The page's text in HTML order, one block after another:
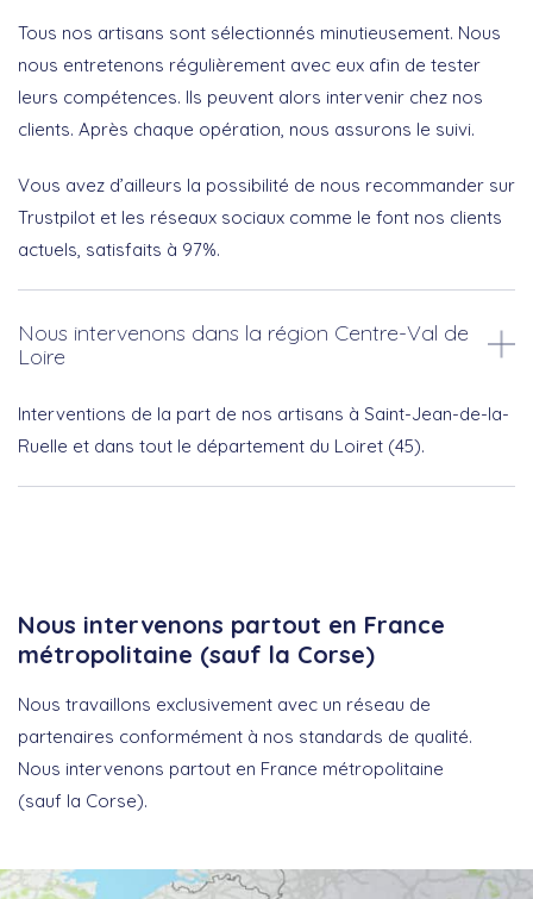
Tous nos artisans sont sélectionnés minutieusement. Nous
nous entretenons régulièrement avec eux afin de tester
leurs compétences. Ils peuvent alors intervenir chez nos
clients. Après chaque opération, nous assurons le suivi.
Vous avez d’ailleurs la possibilité de nous recommander sur
Trustpilot et les réseaux sociaux comme le font nos clients
actuels, satisfaits à 97%.
Nous intervenons dans la région Centre-Val de
Loire
Interventions de la part de nos artisans à Saint-Jean-de-la-
Ruelle et dans tout le département du Loiret (45).
Nous intervenons partout en France
métropolitaine (sauf la Corse)
Nous travaillons exclusivement avec un réseau de
partenaires conformément à nos standards de qualité.
Nous intervenons partout en France métropolitaine
(sauf la Corse).